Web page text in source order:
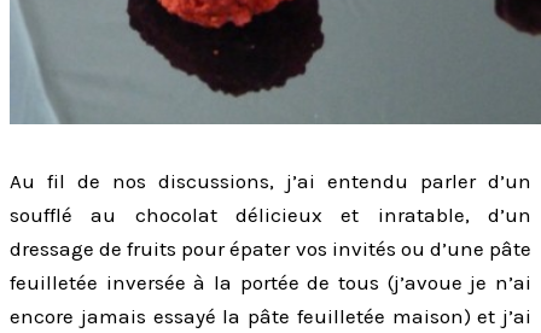
Au fil de nos discussions, j’ai entendu parler d’un
soufflé au chocolat délicieux et inratable, d’un
dressage de fruits pour épater vos invités ou d’une pâte
feuilletée inversée à la portée de tous (j’avoue je n’ai
encore jamais essayé la pâte feuilletée maison) et j’ai